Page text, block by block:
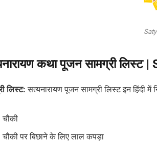
कथा पूजन सामग्री
लिस्ट: सत्यनारायण पूजन सामग्री लिस्ट इन हिंदी में
चौकी
चौकी पर बिछाने के लिए लाल कपड़ा